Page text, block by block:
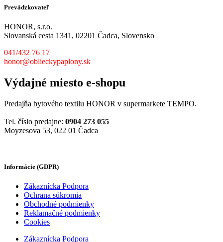
Prevádzkovateľ
HONOR, s.r.o.
Slovanská cesta 1341, 02201 Čadca, Slovensko
041/432 76 17
honor@oblieckypaplony.sk
Výdajné miesto e-shopu
Predajňa bytového textilu HONOR v supermarkete TEMPO.
Tel. číslo predajne: 0904 273 055
Moyzesova 53, 022 01 Čadca
Informácie (GDPR)
Zákaznícka Podpora
Ochrana súkromia
Obchodné podmienky
Reklamačné podmienky
Cookies
Zákaznícka Podpora